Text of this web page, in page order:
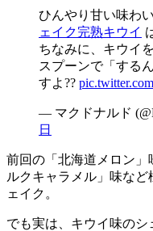
ひんやり甘い味わ
ェイク完熟キウイ
ちなみに、キウイ
スプーンで「する
すよ??
— マクドナルド
日
前回の「北海道メロン」
ルクキャラメル」味な
ェイク。
でも実は、キウイ味のシ